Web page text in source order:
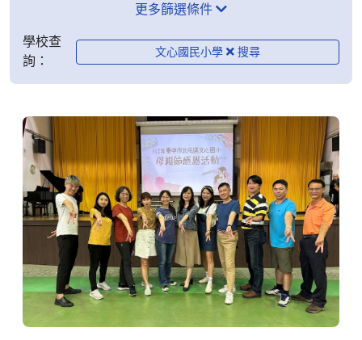
更多篩選條件
學校查
詢：
文心國民小學